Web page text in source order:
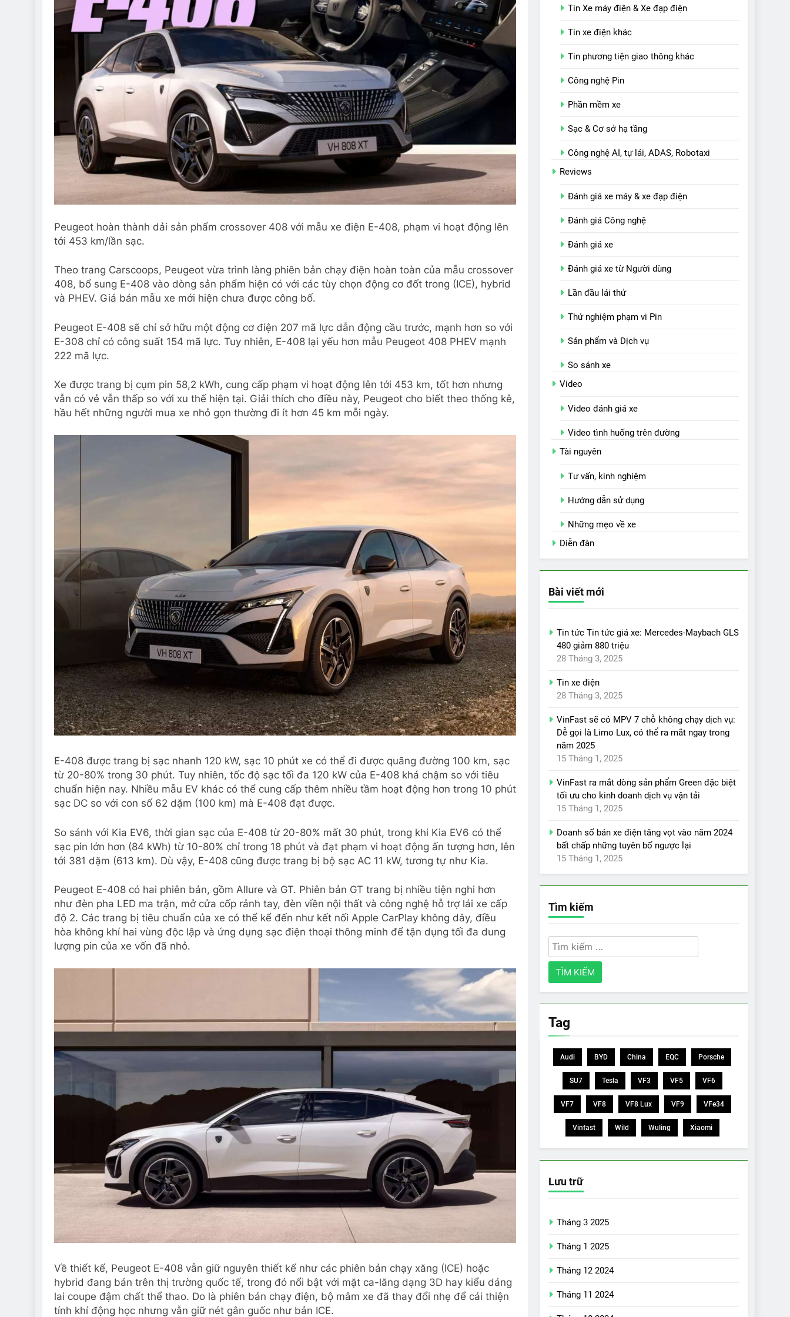
Peugeot hoàn thành dải sản phẩm crossover 408 với mẫu xe điện E-408, phạm vi hoạt động lên
tới 453 km/lần sạc.
Theo trang Carscoops, Peugeot vừa trình làng phiên bản chạy điện hoàn toàn của mẫu crossover
408, bổ sung E-408 vào dòng sản phẩm hiện có với các tùy chọn động cơ đốt trong (ICE), hybrid
và PHEV. Giá bán mẫu xe mới hiện chưa được công bố.
Peugeot E-408 sẽ chỉ sở hữu một động cơ điện 207 mã lực dẫn động cầu trước, mạnh hơn so với
E-308 chỉ có công suất 154 mã lực. Tuy nhiên, E-408 lại yếu hơn mẫu Peugeot 408 PHEV mạnh
222 mã lực.
Xe được trang bị cụm pin 58,2 kWh, cung cấp phạm vi hoạt động lên tới 453 km, tốt hơn nhưng
vẫn có vẻ vẫn thấp so với xu thế hiện tại. Giải thích cho điều này, Peugeot cho biết theo thống kê,
hầu hết những người mua xe nhỏ gọn thường đi ít hơn 45 km mỗi ngày.
E-408 được trang bị sạc nhanh 120 kW, sạc 10 phút xe có thể đi được quãng đường 100 km, sạc
từ 20-80% trong 30 phút. Tuy nhiên, tốc độ sạc tối đa 120 kW của E-408 khá chậm so với tiêu
chuẩn hiện nay. Nhiều mẫu EV khác có thể cung cấp thêm nhiều tầm hoạt động hơn trong 10 phút
sạc DC so với con số 62 dặm (100 km) mà E-408 đạt được.
So sánh với Kia EV6, thời gian sạc của E-408 từ 20-80% mất 30 phút, trong khi Kia EV6 có thể
sạc pin lớn hơn (84 kWh) từ 10-80% chỉ trong 18 phút và đạt phạm vi hoạt động ấn tượng hơn, lên
tới 381 dặm (613 km). Dù vậy, E-408 cũng được trang bị bộ sạc AC 11 kW, tương tự như Kia.
Peugeot E-408 có hai phiên bản, gồm Allure và GT. Phiên bản GT trang bị nhiều tiện nghi hơn
như đèn pha LED ma trận, mở cửa cốp rảnh tay, đèn viền nội thất và công nghệ hỗ trợ lái xe cấp
độ 2. Các trang bị tiêu chuẩn của xe có thể kể đến như kết nối Apple CarPlay không dây, điều
hòa không khí hai vùng độc lập và ứng dụng sạc điện thoại thông minh để tận dụng tối đa dung
lượng pin của xe vốn đã nhỏ.
Về thiết kế, Peugeot E-408 vẫn giữ nguyên thiết kế như các phiên bản chạy xăng (ICE) hoặc
hybrid đang bán trên thị trường quốc tế, trong đó nổi bật với mặt ca-lăng dạng 3D hay kiểu dáng
lai coupe đậm chất thể thao. Do là phiên bản chạy điện, bộ mâm xe đã thay đổi nhẹ để cải thiện
tính khí động học nhưng vẫn giữ nét gân guốc như bản ICE.
Tin Xe máy điện & Xe đạp điện
Tin xe điện khác
Tin phương tiện giao thông khác
Công nghệ Pin
Phần mềm xe
Sạc & Cơ sở hạ tầng
Công nghệ AI, tự lái, ADAS, Robotaxi
Reviews
Đánh giá xe máy & xe đạp điện
Đánh giá Công nghệ
Đánh giá xe
Đánh giá xe từ Người dùng
Lần đầu lái thử
Thử nghiệm phạm vi Pin
Sản phẩm và Dịch vụ
So sánh xe
Video
Video đánh giá xe
Video tình huống trên đường
Tài nguyên
Tư vấn, kinh nghiệm
Hướng dẫn sử dụng
Những mẹo về xe
Diễn đàn
Bài viết mới
Tin tức Tin tức giá xe: Mercedes-Maybach GLS
480 giảm 880 triệu
28 Tháng 3, 2025
Tin xe điện
28 Tháng 3, 2025
VinFast sẽ có MPV 7 chỗ không chạy dịch vụ:
Dễ gọi là Limo Lux, có thể ra mắt ngay trong
năm 2025
15 Tháng 1, 2025
VinFast ra mắt dòng sản phẩm Green đặc biệt
tối ưu cho kinh doanh dịch vụ vận tải
15 Tháng 1, 2025
Doanh số bán xe điện tăng vọt vào năm 2024
bất chấp những tuyên bố ngược lại
15 Tháng 1, 2025
Tìm kiếm
Tìm
kiếm
cho:
Tag
Audi BYD China EQC Porsche
SU7 Tesla VF3 VF5 VF6
VF7 VF8 VF8 Lux VF9 VFe34
Vinfast Wild Wuling Xiaomi
Lưu trữ
Tháng 3 2025
Tháng 1 2025
Tháng 12 2024
Tháng 11 2024